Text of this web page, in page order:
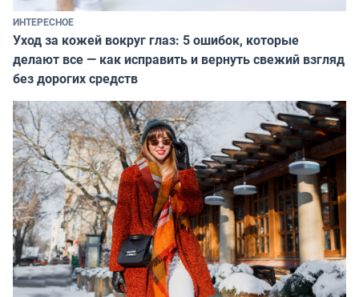
ИНТЕРЕСНОЕ
Уход за кожей вокруг глаз: 5 ошибок, которые
делают все — как исправить и вернуть свежий взгляд
без дорогих средств